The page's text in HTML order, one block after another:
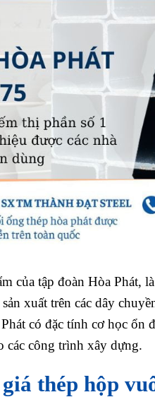
của tập đoàn Hòa Phát,
xuất trên các dây
có đặc tính cơ học
các công trình xây dựng.
thép hộp